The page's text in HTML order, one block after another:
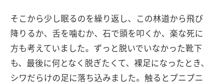
そこから少し眠るのを繰り返し、この林道から飛び
降りるか、舌を噛むか、石で頭を叩くか、楽な死に
方も考えていました。ずっと脱いでいなかった靴下
も、最後に何となく脱ぎたくて、裸足になったとき、
シワだらけの足に落ち込みました。触るとプニプニ